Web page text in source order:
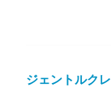
ジェントルク